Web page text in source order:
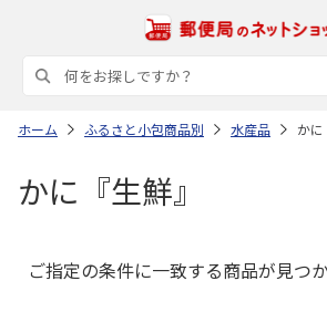
ホーム ふるさと小包商品別 水産品 かに
かに『生鮮』
ご指定の条件に一致する商品が見つ